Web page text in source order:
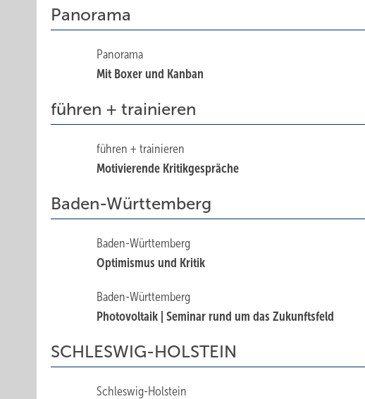
Panorama
Panorama
Mit Boxer und Kanban
führen + trainieren
führen + trainieren
Motivierende Kritikgespräche
Baden-Württemberg
Baden-Württemberg
Optimismus und Kritik
Baden-Württemberg
Photovoltaik | Seminar rund um das Zukunftsfeld
SCHLESWIG-HOLSTEIN
Schleswig-Holstein